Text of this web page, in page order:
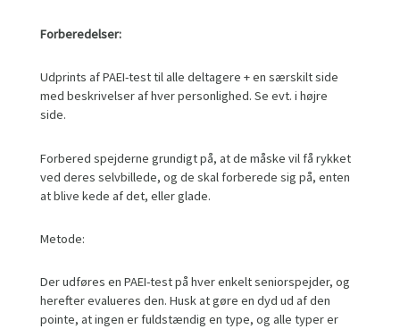
Forberedelser:
Udprints af PAEI-test til alle deltagere + en særskilt side
med beskrivelser af hver personlighed. Se evt. i højre
side.
Forbered spejderne grundigt på, at de måske vil få rykket
ved deres selvbillede, og de skal forberede sig på, enten
at blive kede af det, eller glade.
Metode:
Der udføres en PAEI-test på hver enkelt seniorspejder, og
herefter evalueres den. Husk at gøre en dyd ud af den
pointe, at ingen er fuldstændig en type, og alle typer er